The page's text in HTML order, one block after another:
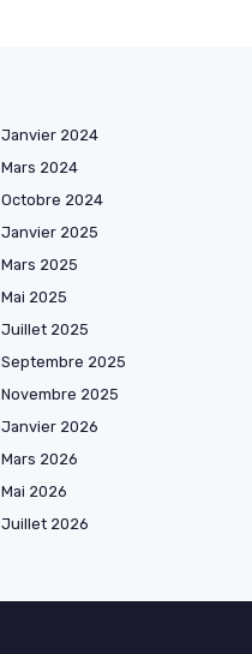
Janvier 2024
Mars 2024
Octobre 2024
Janvier 2025
Mars 2025
Mai 2025
Juillet 2025
Septembre 2025
Novembre 2025
Janvier 2026
Mars 2026
Mai 2026
Juillet 2026